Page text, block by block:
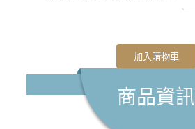
加入購物車
商品資訊